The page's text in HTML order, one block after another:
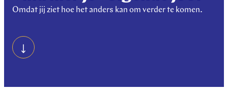
Omdat jij ziet hoe het anders kan om verder te komen.